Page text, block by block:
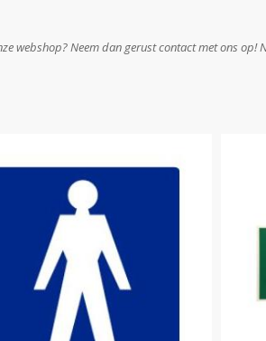
webshop? Neem dan gerust contact met ons op!